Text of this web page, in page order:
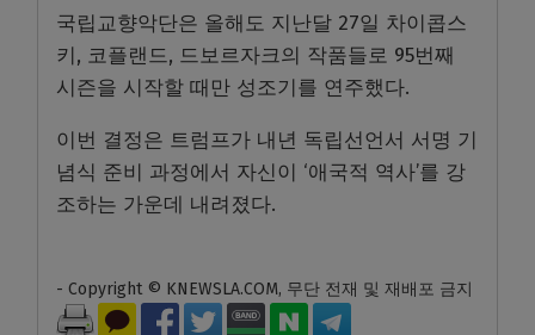
국립교향악단은 올해도 지난달 27일 차이콥스
키, 코플랜드, 드보르자크의 작품들로 95번째
시즌을 시작할 때만 성조기를 연주했다.
이번 결정은 트럼프가 내년 독립선언서 서명 기
념식 준비 과정에서 자신이 ‘애국적 역사’를 강
조하는 가운데 내려졌다.
- Copyright © KNEWSLA.COM, 무단 전재 및 재배포 금지